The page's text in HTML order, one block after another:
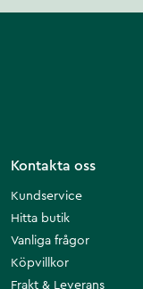
Kontakta oss
Kundservice
Hitta butik
Vanliga frågor
Köpvillkor
Frakt & Leverans